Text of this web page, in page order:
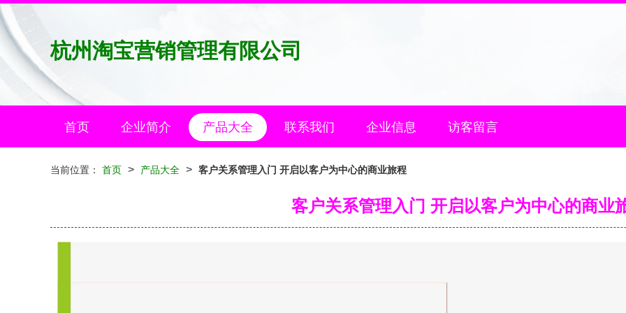
杭州淘宝营销管理有限公司
首页 企业简介 产品大全 联系我们 企业信息 访客留言
当前位置： 首页 > 产品大全 > 客户关系管理入门 开启以客户为中心的商业旅程
客户关系管理入门 开启以客户为中心的商业